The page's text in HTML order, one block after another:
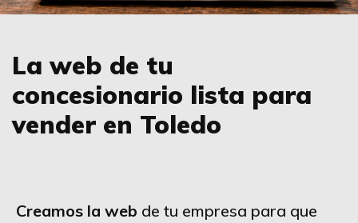
La web de tu
concesionario lista para
vender en Toledo
Creamos la web de tu empresa para que